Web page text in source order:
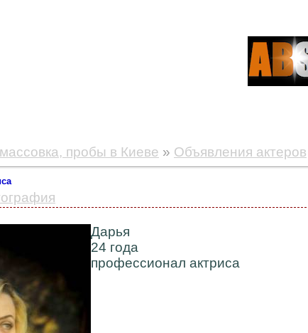
пробы в Киеве » Объявления актеров
Дарья
24 года
профессионал актриса